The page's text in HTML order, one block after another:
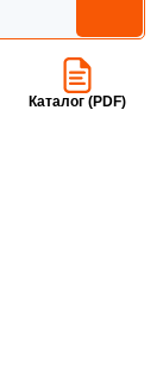
Каталог (PDF)